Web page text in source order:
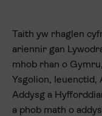
Taith yw rhaglen
ariennir gan
mhob rhan o
Ysgolion, Ieuenctid,
Addysg a
a phob math o